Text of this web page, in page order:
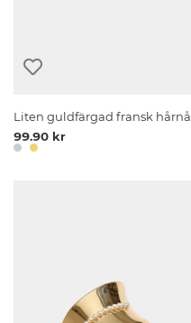
Liten guldfärgad fransk hårnål
99.90 kr